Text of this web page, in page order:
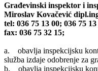
Građevinski inspektor i
Miroslav Kovačević
tel: 036 75 13 00; 036 75 13
fax: 036 75 32 15;
a. obavlja inspekcijsku
služba izdaje odobrenje za
b. obavlja inspekcijsku